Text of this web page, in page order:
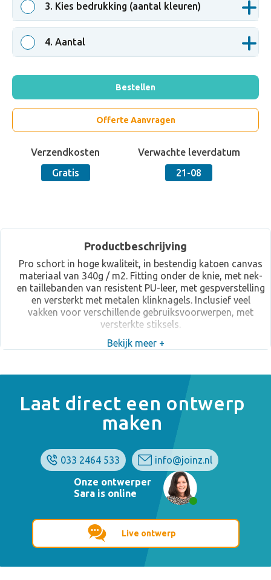
3. Kies bedrukking (aantal kleuren)
4. Aantal
Bestellen
Offerte Aanvragen
Verzendkosten
Gratis
Verwachte leverdatum
21-08
Productbeschrijving
Pro schort in hoge kwaliteit, in bestendig katoen canvas
materiaal van 340g / m2. Fitting onder de knie, met nek-
en taillebanden van resistent PU-leer, met gespverstelling
en versterkt met metalen klinknagels. Inclusief veel
vakken voor verschillende gebruiksvoorwerpen, met
versterkte stiksels.
Bekijk meer +
Laat direct een ontwerp
maken
033 2464 533
info@joinz.nl
Onze ontwerper
Sara is online
Live ontwerp